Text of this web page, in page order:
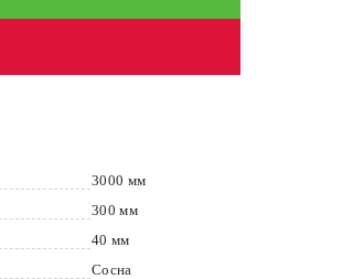
3000 мм
300 мм
40 мм
Сосна